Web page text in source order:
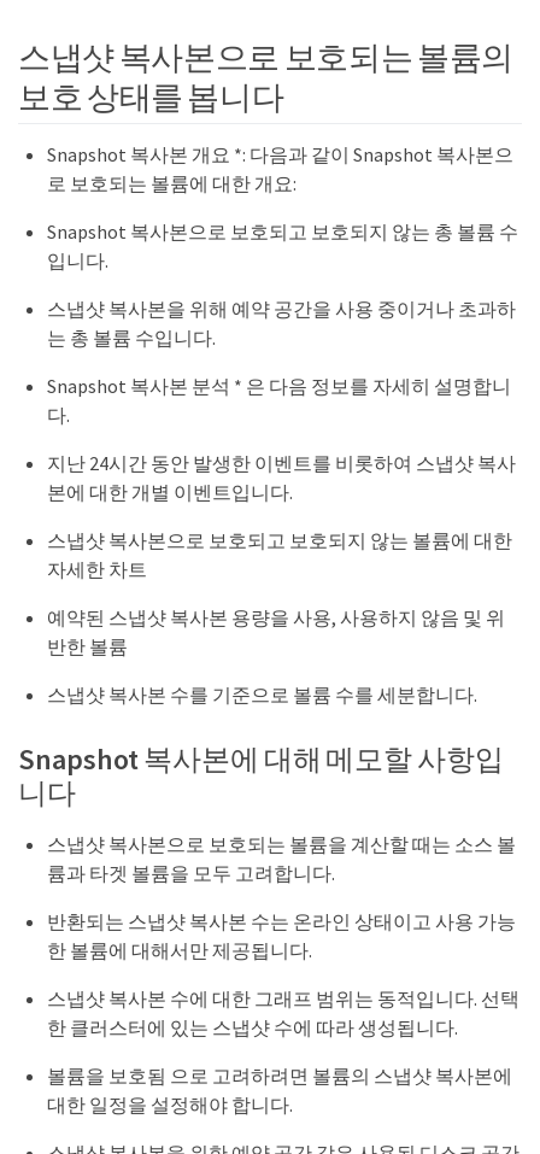
스냅샷 복사본으로 보호되는 볼륨의
보호 상태를 봅니다
Snapshot 복사본 개요 *: 다음과 같이 Snapshot 복사본으
로 보호되는 볼륨에 대한 개요:
Snapshot 복사본으로 보호되고 보호되지 않는 총 볼륨 수
입니다.
스냅샷 복사본을 위해 예약 공간을 사용 중이거나 초과하
는 총 볼륨 수입니다.
Snapshot 복사본 분석 * 은 다음 정보를 자세히 설명합니
다.
지난 24시간 동안 발생한 이벤트를 비롯하여 스냅샷 복사
본에 대한 개별 이벤트입니다.
스냅샷 복사본으로 보호되고 보호되지 않는 볼륨에 대한
자세한 차트
예약된 스냅샷 복사본 용량을 사용, 사용하지 않음 및 위
반한 볼륨
스냅샷 복사본 수를 기준으로 볼륨 수를 세분합니다.
Snapshot 복사본에 대해 메모할 사항입
니다
스냅샷 복사본으로 보호되는 볼륨을 계산할 때는 소스 볼
륨과 타겟 볼륨을 모두 고려합니다.
반환되는 스냅샷 복사본 수는 온라인 상태이고 사용 가능
한 볼륨에 대해서만 제공됩니다.
스냅샷 복사본 수에 대한 그래프 범위는 동적입니다. 선택
한 클러스터에 있는 스냅샷 수에 따라 생성됩니다.
볼륨을 보호됨 으로 고려하려면 볼륨의 스냅샷 복사본에
대한 일정을 설정해야 합니다.